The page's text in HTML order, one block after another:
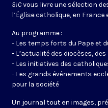
SICvous livre une sélection
l’Église catholique, en France
Au programme :
- Les temps forts du Pape et
- L’actualité des diocèses,
- Les initiatives des
- Les grands événements
pour la société
Un journal tout en images,